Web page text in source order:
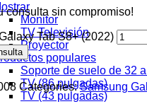
Monitor
TV Televisión
Proyector
populares
Soporte de suelo de 32
TV (86 pulgadas)
TV (43 pulgadas)
consulta sin compromiso!
Tab S8+ (2022)
Categories:Samsung